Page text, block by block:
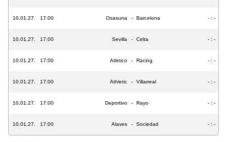
10.01.27. 17:00 Osasuna - Barcelona - : -
10.01.27. 17:00 Sevilla - Celta - : -
10.01.27. 17:00 Atletico - Racing - : -
10.01.27. 17:00 Athletic - Villarreal - : -
10.01.27. 17:00 Deportivo - Rayo - : -
10.01.27. 17:00 Alaves - Sociedad - : -